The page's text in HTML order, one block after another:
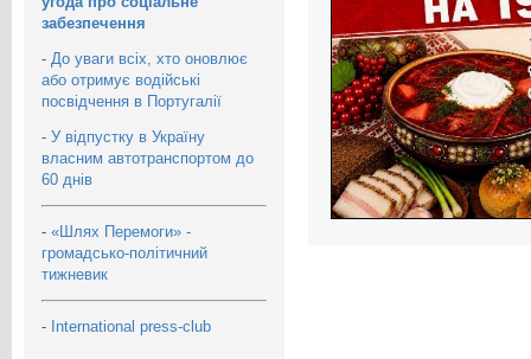
забезпечення
- До уваги всіх, хто оновлює
або отримує водійські
посвідчення в Португалії
- У відпустку в Україну
власним автотранспортом до
60 днів
- «Шлях Перемоги» -
громадсько-політичний
тижневик
- International press-club